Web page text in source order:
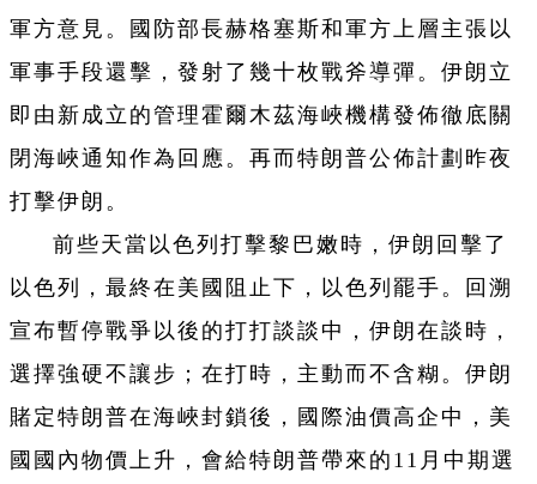
軍方意見。國防部長赫格塞斯和軍方上層主張以
軍事手段還擊，發射了幾十枚戰斧導彈。伊朗立
即由新成立的管理霍爾木茲海峽機構發佈徹底關
閉海峽通知作為回應。再而特朗普公佈計劃昨夜
打擊伊朗。
前些天當以色列打擊黎巴嫩時，伊朗回擊了
以色列，最終在美國阻止下，以色列罷手。回溯
宣布暫停戰爭以後的打打談談中，伊朗在談時，
選擇強硬不讓步；在打時，主動而不含糊。伊朗
賭定特朗普在海峽封鎖後，國際油價高企中，美
國國內物價上升，會給特朗普帶來的11月中期選